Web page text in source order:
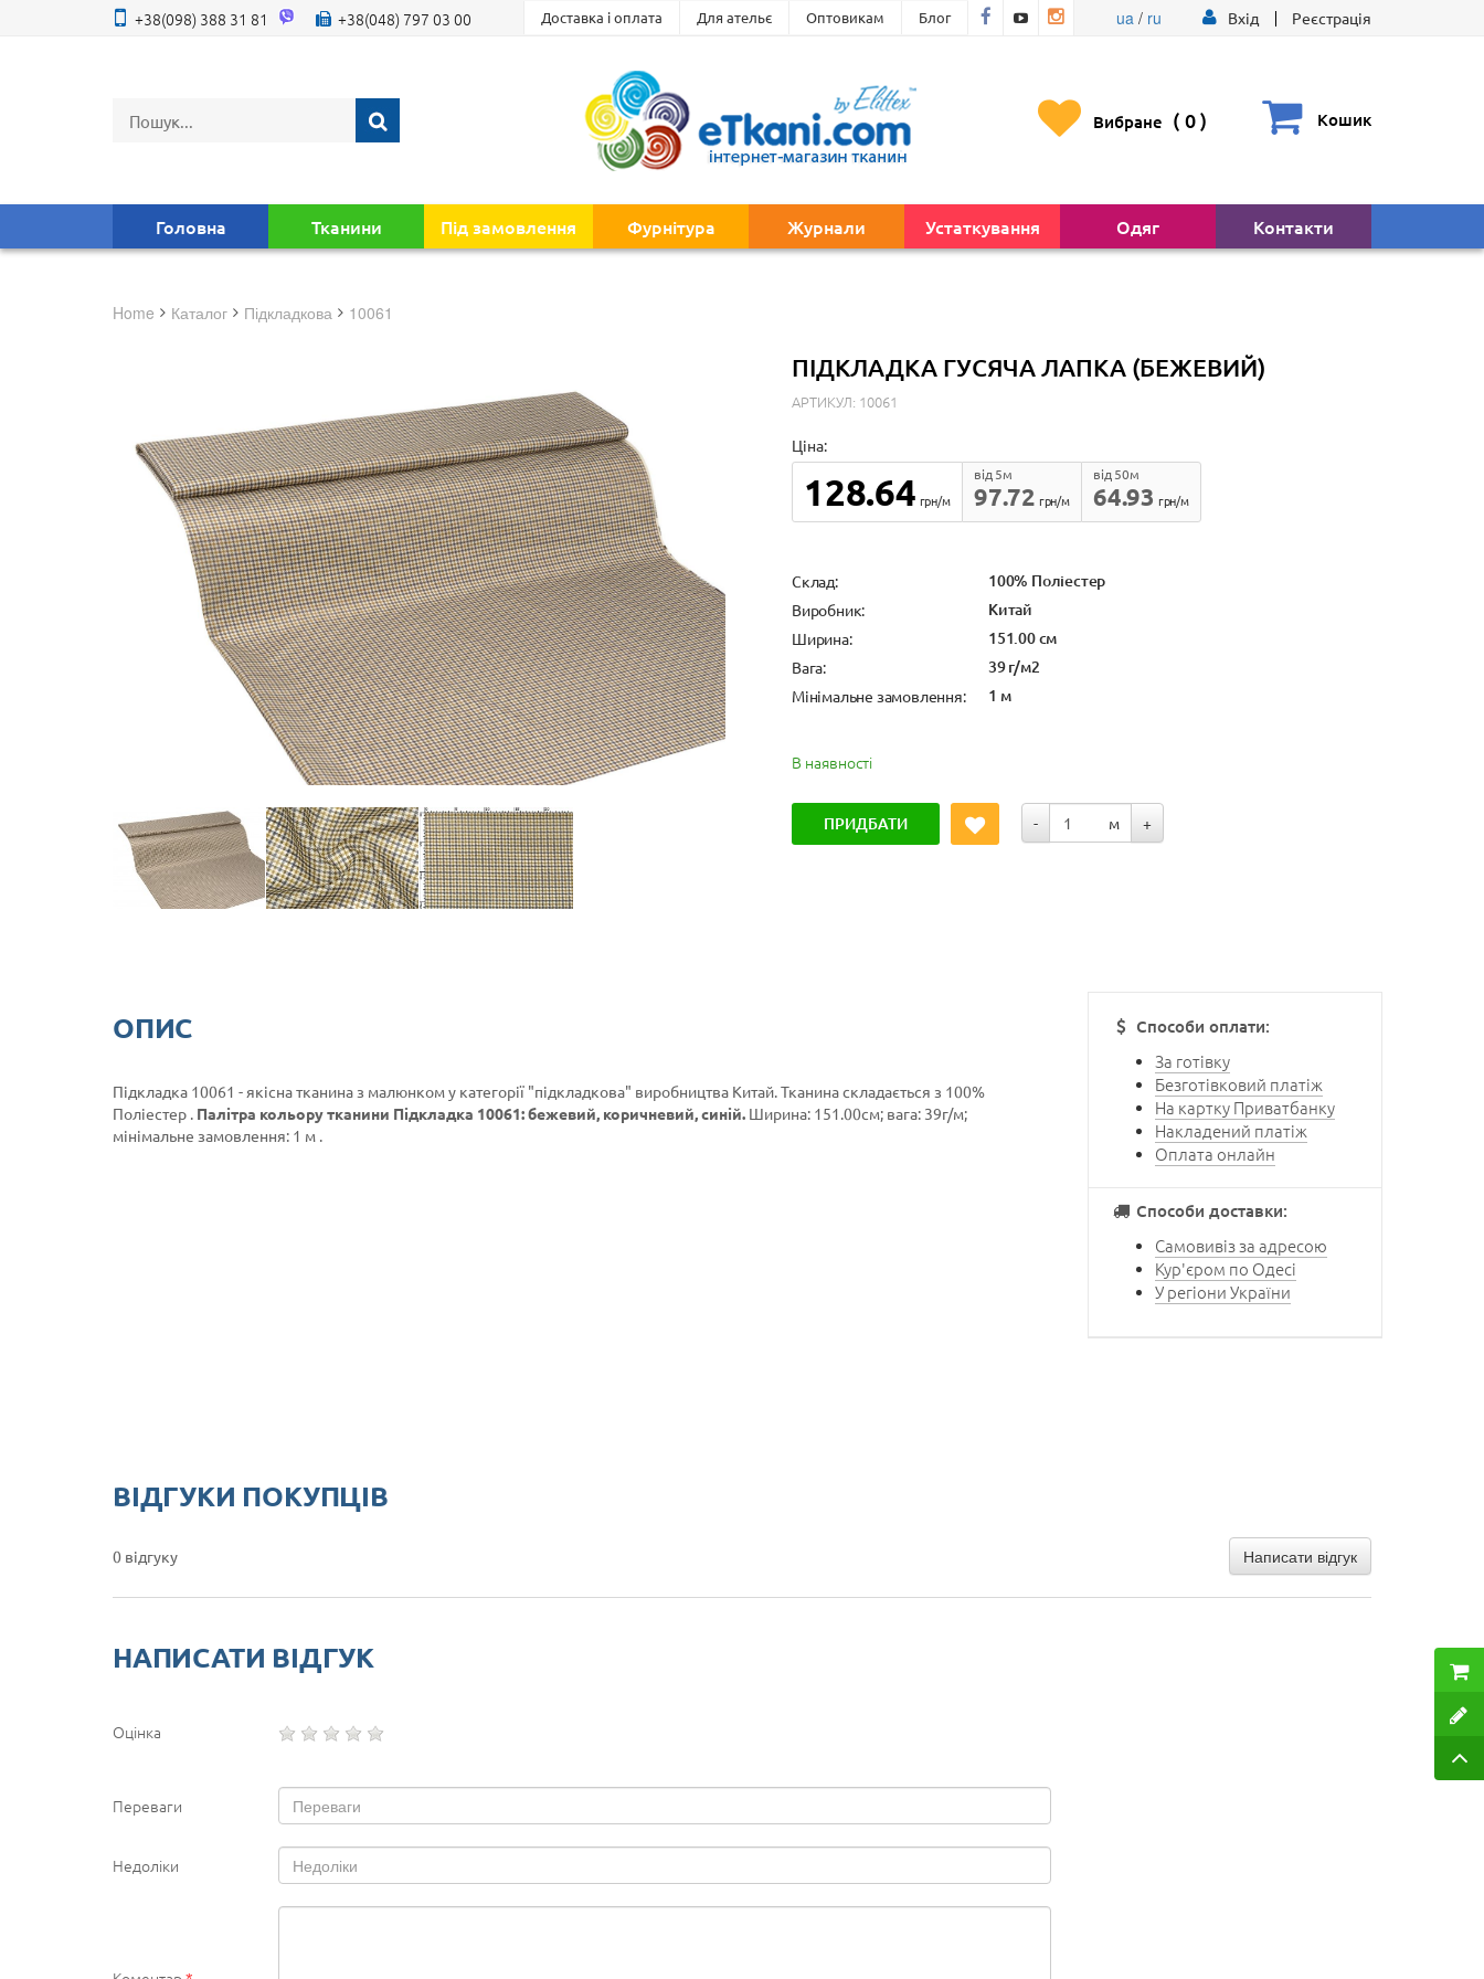
+38(098) 388 31 81 +38(048) 797 03 00 Доставка і оплата Для ательє Оптовикам Блог ua/ ru Вхід Реєстрація
Вибране ( 0) Кошик
Головна Тканини Під замовлення Фурнітура Журнали Устаткування Одяг Контакти
Home Каталог підкладкова 10061
ПІДКЛАДКА ГУСЯЧА ЛАПКА (БЕЖЕВИЙ)
АРТИКУЛ: 10061
Ціна:
128.64 грн/м 97.72
від 5м
грн/м
64.93
від 50м
грн/м
Cклад: 100% Поліестер
Виробник: Китай
Ширина: 151.00 см
Вага: 39 г/м2
Мінімальне замовлення: 1 м
В наявності
ПРИДБАТИ - м +
ОПИС
Підкладка 10061 - якісна тканина з малюнком у категорії "підкладкова" виробництва Китай. Тканина складається з 100%
Поліестер . Палітра кольору тканини Підкладка 10061: бежевий, коричневий, синій. Ширина: 151.00см; вага: 39г/м;
мінімальне замовлення: 1 м .
Способи оплати:
За готівку
Безготівковий платіж
На картку Приватбанку
Накладений платіж
Оплата онлайн
Способи доставки:
Самовивіз за адресою
Кур'єром по Одесі
У регіони України
ВІДГУКИ ПОКУПЦІВ
0 відгуку Написати відгук
НАПИСАТИ ВІДГУК
Оцінка
Переваги
Недоліки